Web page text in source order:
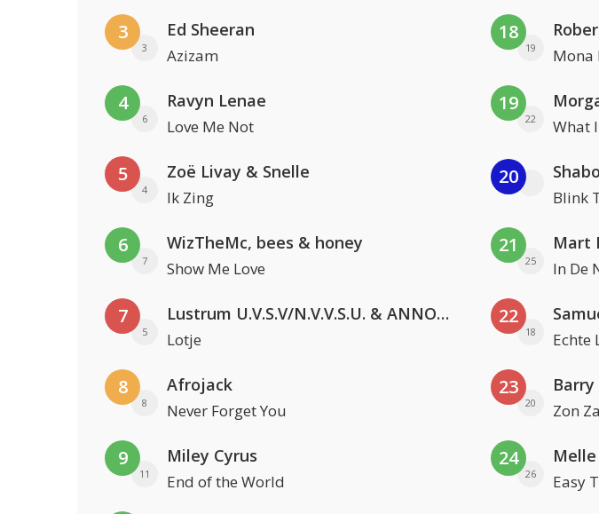
3
3
Ed Sheeran
Azizam
4
6
Ravyn Lenae
Love Me Not
5
4
Zoë Livay & Snelle
Ik Zing
6
7
WizTheMc, bees & honey
Show Me Love
7
5
Lustrum U.V.S.V/N.V.V.S.U. & ANNO ONS & Jopke van Dobbenburgh & Roeland Beelen
Lotje
8
8
Afrojack
Never Forget You
9
11
Miley Cyrus
End of the World
18
19 Mona
19
22 What
20
Blink
21
25
Mart
In De
22
18 Echte
23
20 Zon
24
26
Melle
Easy